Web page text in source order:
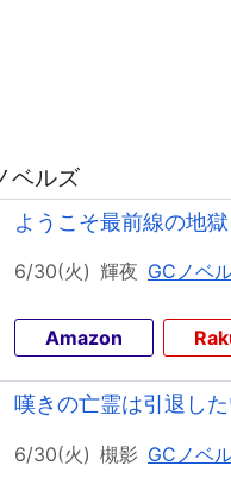
ベルズ
ようこそ最前線の地
6/30(火) 輝夜 GCノベ
Amazon
嘆きの亡霊は引退し
6/30(火) 槻影 GCノベ